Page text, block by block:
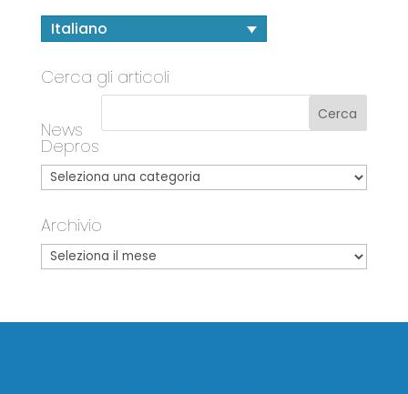
Italiano
Cerca gli articoli
News
Depros
Archivio